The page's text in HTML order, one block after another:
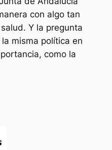
con algo tan
Y la pregunta
misma política en
como la